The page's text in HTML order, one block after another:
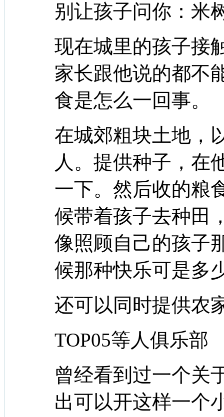
别让孩子问你：米
现在城里的孩子接
家长跟他说的都不
食是怎么一回事。
在城郊粗块土地，
人。提供种子，在
一下。然后收的粮
候带着孩子去种田
像照顾自己的孩子
候那种快乐可是多
还可以同时提供农
TOP05等人俱乐部
曾经看到过一个关
出可以开这样一个